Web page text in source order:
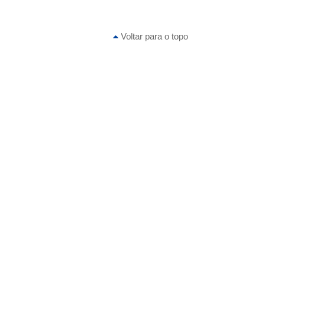
Voltar para o topo